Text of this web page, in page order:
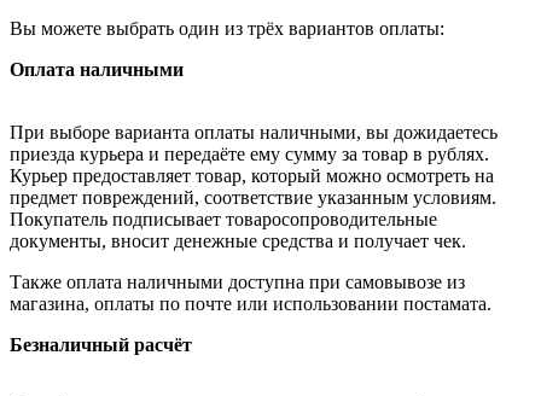
Вы можете выбрать один из трёх вариантов оплаты:
Оплата наличными
При выборе варианта оплаты наличными, вы дожидаетесь
приезда курьера и передаёте ему сумму за товар в рублях.
Курьер предоставляет товар, который можно осмотреть на
предмет повреждений, соответствие указанным условиям.
Покупатель подписывает товаросопроводительные
документы, вносит денежные средства и получает чек.
Также оплата наличными доступна при самовывозе из
магазина, оплаты по почте или использовании постамата.
Безналичный расчёт